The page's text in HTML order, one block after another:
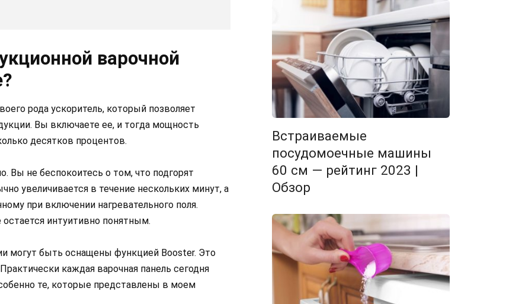
варочной
рода ускоритель, который позволяет
Вы включаете ее, и тогда мощность
десятков процентов.
Вы не беспокоитесь о том, что подгорят
увеличивается в течение нескольких минут, а
при включении нагревательного поля.
интуитивно понятным.
могут быть оснащены функцией Booster. Это
каждая варочная панель сегодня
те, которые представлены в моем
Встраиваемые
посудомоечные машины
60 см — рейтинг 2023 |
Обзор